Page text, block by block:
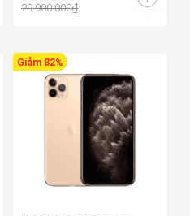
29.900.000₫
Giảm 82%